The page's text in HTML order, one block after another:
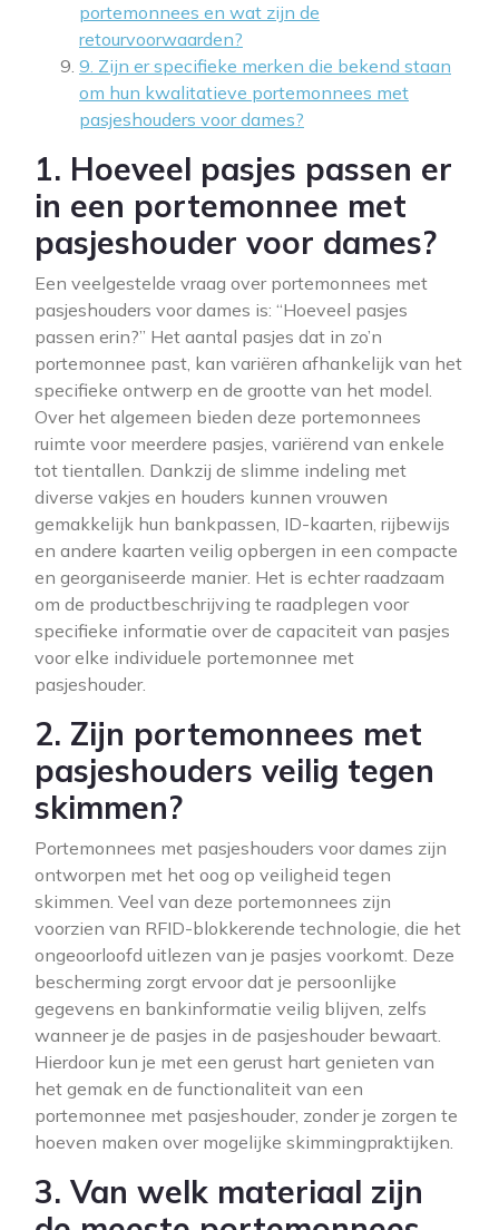
portemonnees en wat zijn de
retourvoorwaarden?
9. Zijn er specifieke merken die bekend staan
om hun kwalitatieve portemonnees met
pasjeshouders voor dames?
1. Hoeveel pasjes passen er
in een portemonnee met
pasjeshouder voor dames?
Een veelgestelde vraag over portemonnees met
pasjeshouders voor dames is: “Hoeveel pasjes
passen erin?” Het aantal pasjes dat in zo’n
portemonnee past, kan variëren afhankelijk van het
specifieke ontwerp en de grootte van het model.
Over het algemeen bieden deze portemonnees
ruimte voor meerdere pasjes, variërend van enkele
tot tientallen. Dankzij de slimme indeling met
diverse vakjes en houders kunnen vrouwen
gemakkelijk hun bankpassen, ID-kaarten, rijbewijs
en andere kaarten veilig opbergen in een compacte
en georganiseerde manier. Het is echter raadzaam
om de productbeschrijving te raadplegen voor
specifieke informatie over de capaciteit van pasjes
voor elke individuele portemonnee met
pasjeshouder.
2. Zijn portemonnees met
pasjeshouders veilig tegen
skimmen?
Portemonnees met pasjeshouders voor dames zijn
ontworpen met het oog op veiligheid tegen
skimmen. Veel van deze portemonnees zijn
voorzien van RFID-blokkerende technologie, die het
ongeoorloofd uitlezen van je pasjes voorkomt. Deze
bescherming zorgt ervoor dat je persoonlijke
gegevens en bankinformatie veilig blijven, zelfs
wanneer je de pasjes in de pasjeshouder bewaart.
Hierdoor kun je met een gerust hart genieten van
het gemak en de functionaliteit van een
portemonnee met pasjeshouder, zonder je zorgen te
hoeven maken over mogelijke skimmingpraktijken.
3. Van welk materiaal zijn